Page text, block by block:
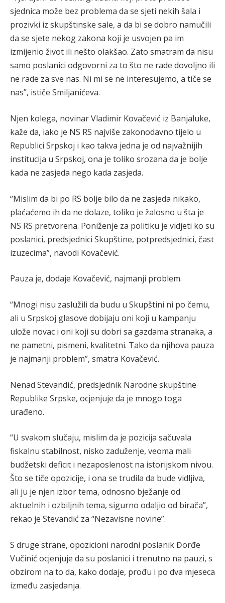
sjednica može bez problema da se sjeti nekih šala i
prozivki iz skupštinske sale, a da bi se dobro namučili
da se sjete nekog zakona koji je usvojen pa im
izmijenio život ili nešto olakšao. Zato smatram da nisu
samo poslanici odgovorni za to što ne rade dovoljno ili
ne rade za sve nas. Ni mi se ne interesujemo, a tiče se
nas”, ističe Smiljanićeva.
Njen kolega, novinar Vladimir Kovačević iz Banjaluke,
kaže da, iako je NS RS najviše zakonodavno tijelo u
Republici Srpskoj i kao takva jedna je od najvažnijih
institucija u Srpskoj, ona je toliko srozana da je bolje
kada ne zasjeda nego kada zasjeda.
“Mislim da bi po RS bolje bilo da ne zasjeda nikako,
plaćaćemo ih da ne dolaze, toliko je žalosno u šta je
NS RS pretvorena. Poniženje za politiku je vidjeti ko su
poslanici, predsjednici Skupštine, potpredsjednici, čast
izuzecima”, navodi Kovačević.
Pauza je, dodaje Kovačević, najmanji problem.
“Mnogi nisu zaslužili da budu u Skupštini ni po čemu,
ali u Srpskoj glasove dobijaju oni koji u kampanju
ulože novac i oni koji su dobri sa gazdama stranaka, a
ne pametni, pismeni, kvalitetni. Tako da njihova pauza
je najmanji problem”, smatra Kovačević.
Nenad Stevandić, predsjednik Narodne skupštine
Republike Srpske, ocjenjuje da je mnogo toga
urađeno.
“U svakom slučaju, mislim da je pozicija sačuvala
fiskalnu stabilnost, nisko zaduženje, veoma mali
budžetski deficit i nezaposlenost na istorijskom nivou.
Što se tiče opozicije, i ona se trudila da bude vidljiva,
ali ju je njen izbor tema, odnosno bježanje od
aktuelnih i ozbiljnih tema, sigurno odaljio od birača”,
rekao je Stevandić za “Nezavisne novine”.
S druge strane, opozicioni narodni poslanik Đorđe
Vučinić ocjenjuje da su poslanici i trenutno na pauzi, s
obzirom na to da, kako dodaje, prođu i po dva mjeseca
između zasjedanja.